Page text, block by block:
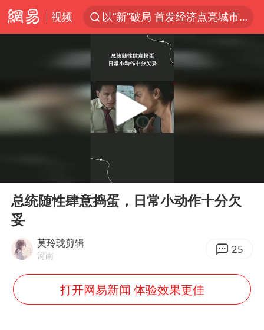
视频
以“新”破局 首发经济点亮城市消费活力
台风白海豚进入48小时警戒线
宇树科技发行价格150.80元/股
看守所辅警收受10万获刑1年
宇树科技王兴兴身家有望超200亿元
CIA被曝已秘密设立古巴工作组
“深圳地面沉降致车辆损坏”不实
Play
总统随性肆意捣蛋，日常小动作十分欠
妥
莫玲珑剪辑
河南 25
打开网易新闻 体验效果更佳